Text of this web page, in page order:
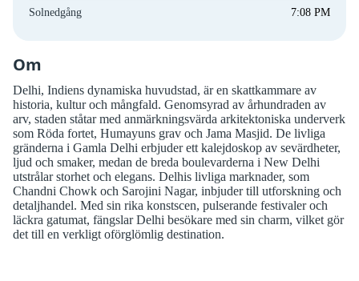
Solnedgång 7:08 PM
Om
Delhi, Indiens dynamiska huvudstad, är en skattkammare av
historia, kultur och mångfald. Genomsyrad av århundraden av
arv, staden ståtar med anmärkningsvärda arkitektoniska underverk
som Röda fortet, Humayuns grav och Jama Masjid. De livliga
gränderna i Gamla Delhi erbjuder ett kalejdoskop av sevärdheter,
ljud och smaker, medan de breda boulevarderna i New Delhi
utstrålar storhet och elegans. Delhis livliga marknader, som
Chandni Chowk och Sarojini Nagar, inbjuder till utforskning och
detaljhandel. Med sin rika konstscen, pulserande festivaler och
läckra gatumat, fängslar Delhi besökare med sin charm, vilket gör
det till en verkligt oförglömlig destination.